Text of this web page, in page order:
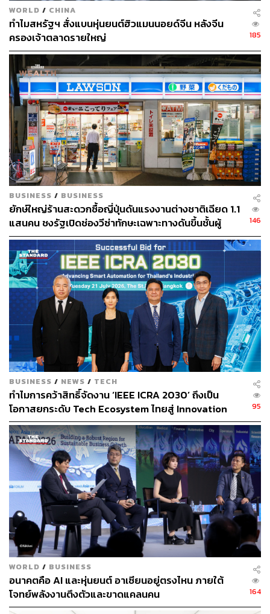
สามารถติดตาม THE STANDARD WEALTH
ผ่านแอปพลิเคชันต่างๆ ที่คุณสะดวกหรือใช้งานอยู่แล้วได้เลย
TAGS: หุ่นยนต์ FamilyMart แฟมิลี่มาร์ท
113
ABOUT THE AUTHOR
ถนัดกิจ จันกิเสน
Content Creator ประจำกองบรรณาธิการ
THE STANDARD WEALTH ผู้เสพติดโลก
ธุรกิจ การตลาด เทคโนโลยี และชอบสำรวจ
โลกออฟไลน์และออนไลน์มาถอดรหัสความ
เคลื่อนไหวให้เป็นเรื่องเข้าใจง่าย สนุก และได้
ไอเดียใหม่ๆ
WORLD / CHINA
ทำไมสหรัฐฯ สั่งแบนหุ่นยนต์ฮิวแมนนอยด์จีน หลังจีน
ครองเจ้าตลาดรายใหญ่
185
BUSINESS / BUSINESS
ยักษ์ใหญ่ร้านสะดวกซื้อญี่ปุ่นดันแรงงานต่างชาติเฉียด 1.1
แสนคน ชงรัฐเปิดช่องวีซ่าทักษะเฉพาะทางดันขึ้นชั้นผู้
จัดการ
146
BUSINESS / NEWS / TECH
ทำไมการคว้าสิทธิ์จัดงาน ‘IEEE ICRA 2030’ ถึงเป็น
โอกาสยกระดับ Tech Ecosystem ไทยสู่ Innovation
Hub ของภูมิภาค [Advertorial]
95
WORLD / BUSINESS
อนาคตคือ AI และหุ่นยนต์ อาเซียนอยู่ตรงไหน ภายใต้
โจทย์พลังงานตึงตัวและขาดแคลนคน
164